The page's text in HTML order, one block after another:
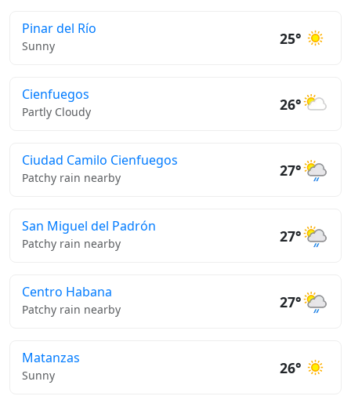
Pinar del Río
Sunny 25°
Cienfuegos
Partly Cloudy 26°
Ciudad Camilo Cienfuegos
Patchy rain nearby 27°
San Miguel del Padrón
Patchy rain nearby 27°
Centro Habana
Patchy rain nearby 27°
Matanzas
Sunny 26°